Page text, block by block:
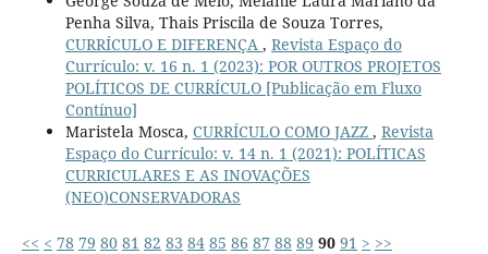
Penha Silva, Thais Priscila de Souza Torres,
CURRÍCULO E DIFERENÇA , Revista Espaço do
Currículo: v. 16 n. 1 (2023): POR OUTROS PROJETOS
POLÍTICOS DE CURRÍCULO [Publicação em Fluxo
Contínuo]
Maristela Mosca, CURRÍCULO COMO JAZZ , Revista
Espaço do Currículo: v. 14 n. 1 (2021): POLÍTICAS
CURRICULARES E AS INOVAÇÕES
(NEO)CONSERVADORAS
<< < 78 79 80 81 82 83 84 85 86 87 88 89 90 91 > >>